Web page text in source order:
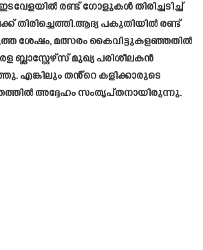
രണ്ട് ഗോളുകള്‍ തിരിച്ചടിച്ച്
തിരിച്ചെത്തി.ആദ്യ പകുതിയിൽ രണ്ട്
ശേഷം, മത്സരം കൈവിട്ടുകളഞ്ഞതിൽ
ബ്ലാസ്റ്റേഴ്‌സ് മുഖ്യ പരിശീലകൻ
എങ്കിലും തൻ്റെ കളിക്കാരുടെ
അദ്ദേഹം സംതൃപ്തനായിരുന്നു.